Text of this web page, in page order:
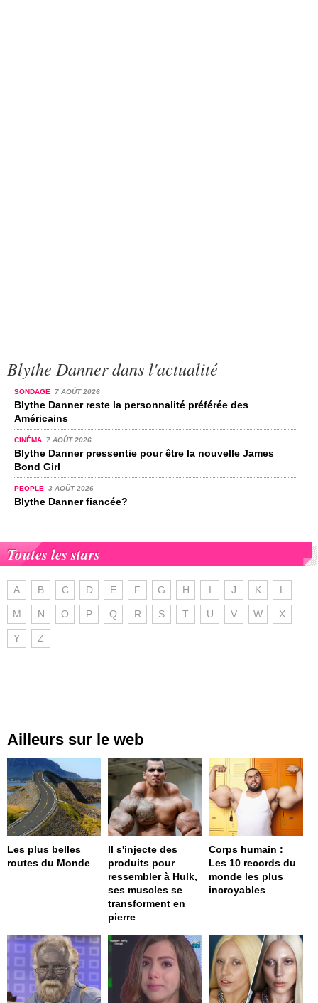
Blythe Danner dans l'actualité
SONDAGE 7 AOÛT 2026
Blythe Danner reste la personnalité préférée des
Américains
CINÉMA 7 AOÛT 2026
Blythe Danner pressentie pour être la nouvelle James
Bond Girl
PEOPLE 3 AOÛT 2026
Blythe Danner fiancée?
Toutes les stars
A B C D E F G H I J K L
M N O P Q R S T U V W X
Y Z
Ailleurs sur le web
Les plus belles
routes du Monde
Il s'injecte des
produits pour
ressembler à Hulk,
ses muscles se
transforment en
pierre
Corps humain :
Les 10 records du
monde les plus
incroyables